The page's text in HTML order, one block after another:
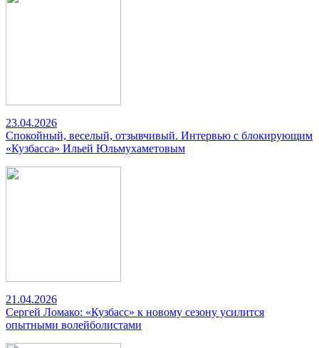
23.04.2026
Спокойный, веселый, отзывчивый. Интервью с блокирующим
«Кузбасса» Ильей Юльмухаметовым
21.04.2026
Сергей Ломако: «Кузбасс» к новому сезону усилится
опытными волейболистами